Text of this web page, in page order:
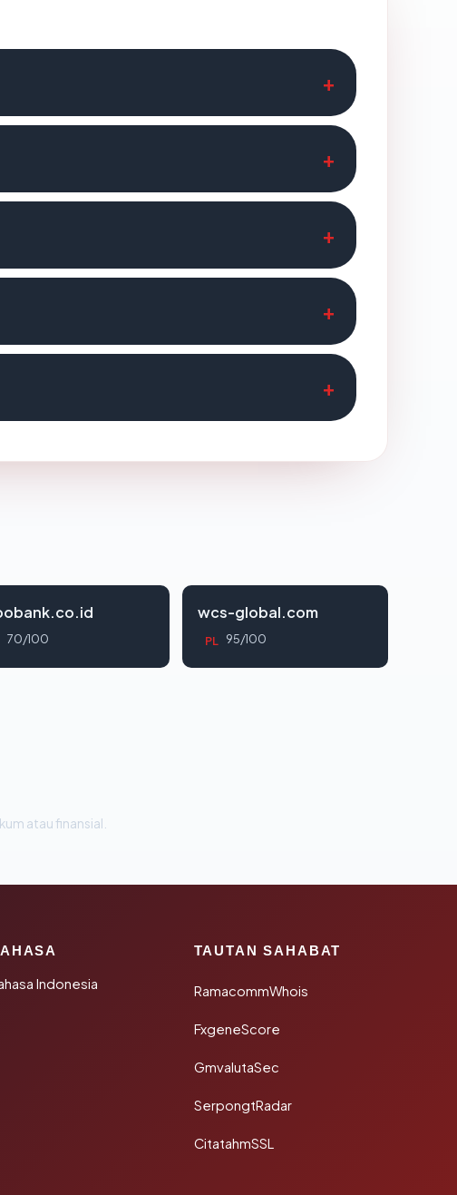
70/100
wcs-global.com
PL 95/100
atau finansial.
Indonesia
TAUTAN SAHABAT
RamacommWhois
FxgeneScore
GmvalutaSec
SerpongtRadar
CitatahmSSL